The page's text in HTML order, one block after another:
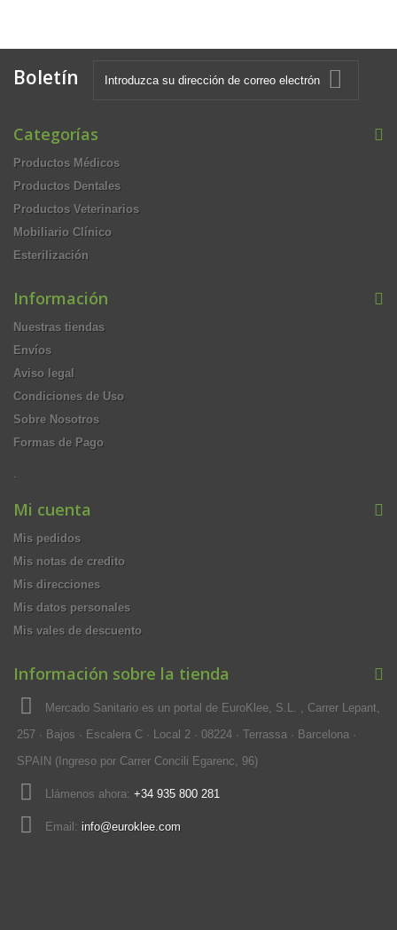
Boletín
Categorías
Productos Médicos
Productos Dentales
Productos Veterinarios
Mobiliario Clínico
Esterilización
Información
Nuestras tiendas
Envíos
Aviso legal
Condiciones de Uso
Sobre Nosotros
Formas de Pago
.
Mi cuenta
Mis pedidos
Mis notas de credito
Mis direcciones
Mis datos personales
Mis vales de descuento
Información sobre la tienda
Mercado Sanitario es un portal de EuroKlee, S.L. , Carrer Lepant,
257 · Bajos · Escalera C · Local 2 · 08224 · Terrassa · Barcelona ·
SPAIN (Ingreso por Carrer Concili Egarenc, 96)
Llámenos ahora: +34 935 800 281
Email: info@euroklee.com